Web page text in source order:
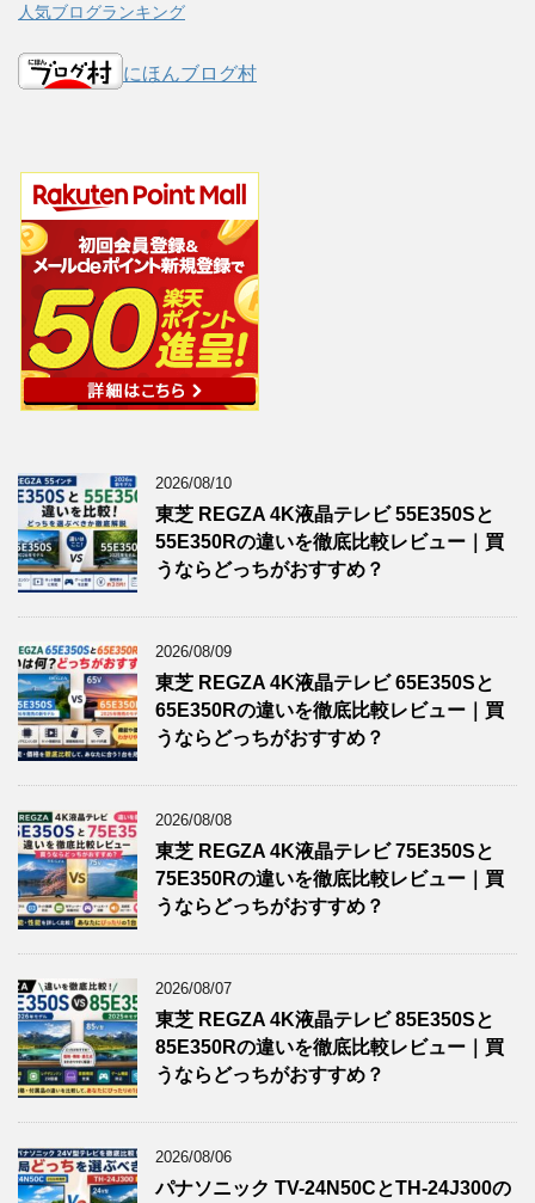
人気ブログランキング
にほんブログ村
2026/08/10
東芝 REGZA 4K液晶テレビ 55E350Sと
55E350Rの違いを徹底比較レビュー｜買
うならどっちがおすすめ？
2026/08/09
東芝 REGZA 4K液晶テレビ 65E350Sと
65E350Rの違いを徹底比較レビュー｜買
うならどっちがおすすめ？
2026/08/08
東芝 REGZA 4K液晶テレビ 75E350Sと
75E350Rの違いを徹底比較レビュー｜買
うならどっちがおすすめ？
2026/08/07
東芝 REGZA 4K液晶テレビ 85E350Sと
85E350Rの違いを徹底比較レビュー｜買
うならどっちがおすすめ？
2026/08/06
パナソニック TV-24N50CとTH-24J300の